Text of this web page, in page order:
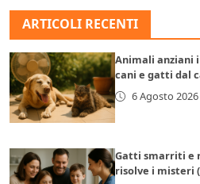
ARTICOLI RECENTI
Animali anziani
cani e gatti dal
6 Agosto 2026
Gatti smarriti e
risolve i misteri